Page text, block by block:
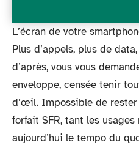
L’écran de votre
Plus d’appels, plus de
d’après, vous vous
enveloppe, censée tenir
d’œil. Impossible de
forfait SFR, tant les
aujourd’hui le tempo du